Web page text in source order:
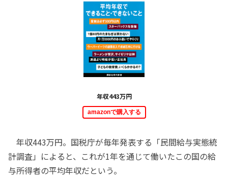
年収443万円
amazonで購入する
年収443万円。国税庁が毎年発表する「民間給与実態統
計調査」によると、これが1年を通じて働いたこの国の給
与所得者の平均年収だという。